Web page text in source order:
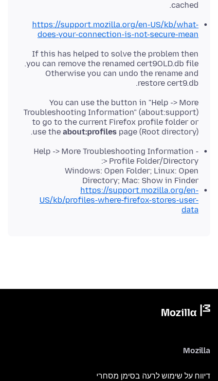
cached.
https://support.mozilla.org/en-US/kb/what-
does-your-connection-is-not-secure-mean
If this has helped to solve the problem then
Otherwise you can undo the rename and
restore cert9.db.
You can use the button in "Help -> More
Troubleshooting Information" (about:support)
to go to the current Firefox profile folder or
use the about:profiles page (Root directory).
Help -> More Troubleshooting Information -
> Profile Folder/Directory:
Windows: Open Folder; Linux: Open
Directory; Mac: Show in Finder
https://support.mozilla.org/en-
US/kb/profiles-where-firefox-stores-user-
data
Mozilla
דיווח על שימוש לרעה בסימן מסחרי